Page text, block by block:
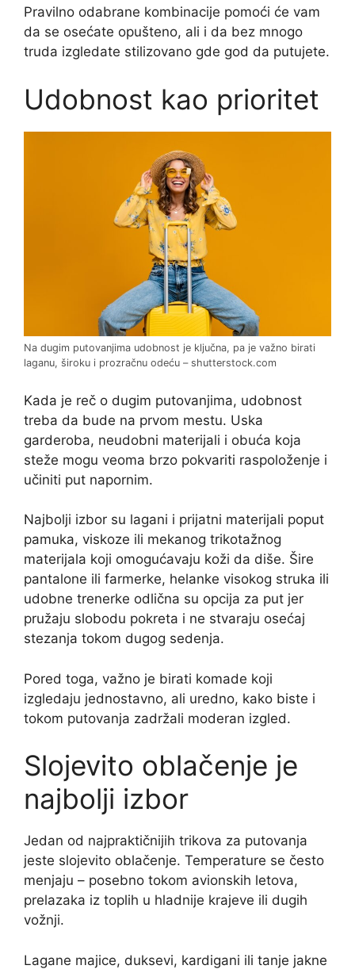
Pravilno odabrane kombinacije pomoći će vam
da se osećate opušteno, ali i da bez mnogo
truda izgledate stilizovano gde god da putujete.
Udobnost kao prioritet
Na dugim putovanjima udobnost je ključna, pa je važno birati
laganu, široku i prozračnu odeću – shutterstock.com
Kada je reč o dugim putovanjima, udobnost
treba da bude na prvom mestu. Uska
garderoba, neudobni materijali i obuća koja
steže mogu veoma brzo pokvariti raspoloženje i
učiniti put napornim.
Najbolji izbor su lagani i prijatni materijali poput
pamuka, viskoze ili mekanog trikotažnog
materijala koji omogućavaju koži da diše. Šire
pantalone ili farmerke, helanke visokog struka ili
udobne trenerke odlična su opcija za put jer
pružaju slobodu pokreta i ne stvaraju osećaj
stezanja tokom dugog sedenja.
Pored toga, važno je birati komade koji
izgledaju jednostavno, ali uredno, kako biste i
tokom putovanja zadržali moderan izgled.
Slojevito oblačenje je
najbolji izbor
Jedan od najpraktičnijih trikova za putovanja
jeste slojevito oblačenje. Temperature se često
menjaju – posebno tokom avionskih letova,
prelazaka iz toplih u hladnije krajeve ili dugih
vožnji.
Lagane majice, duksevi, kardigani ili tanje jakne